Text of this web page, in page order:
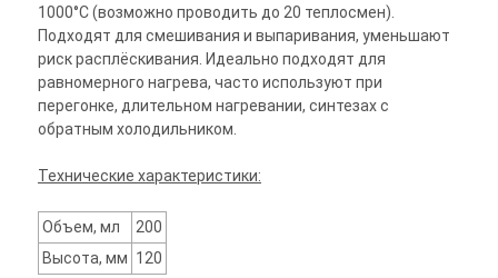
1000°С (возможно проводить до 20 теплосмен).
Подходят для смешивания и выпаривания, уменьшают
риск расплёскивания. Идеально подходят для
равномерного нагрева, часто используют при
перегонке, длительном нагревании, синтезах с
обратным холодильником.
Технические характеристики:
Объем, мл
200
Высота, мм 120